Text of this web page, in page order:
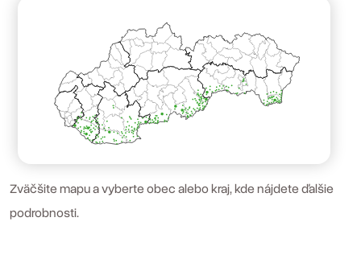
Zväčšite mapu a vyberte obec alebo kraj, kde nájdete ďalšie
podrobnosti.